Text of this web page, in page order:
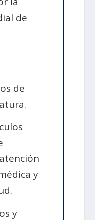
de
de
y
y